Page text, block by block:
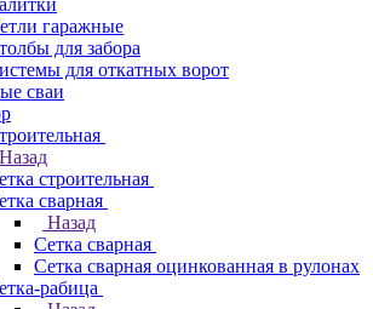
гаражные
для забора
для откатных ворот
сваи
Назад
строительная
сварная
Назад
Сетка сварная
Сетка сварная оцинкованная в рулонах
рабица